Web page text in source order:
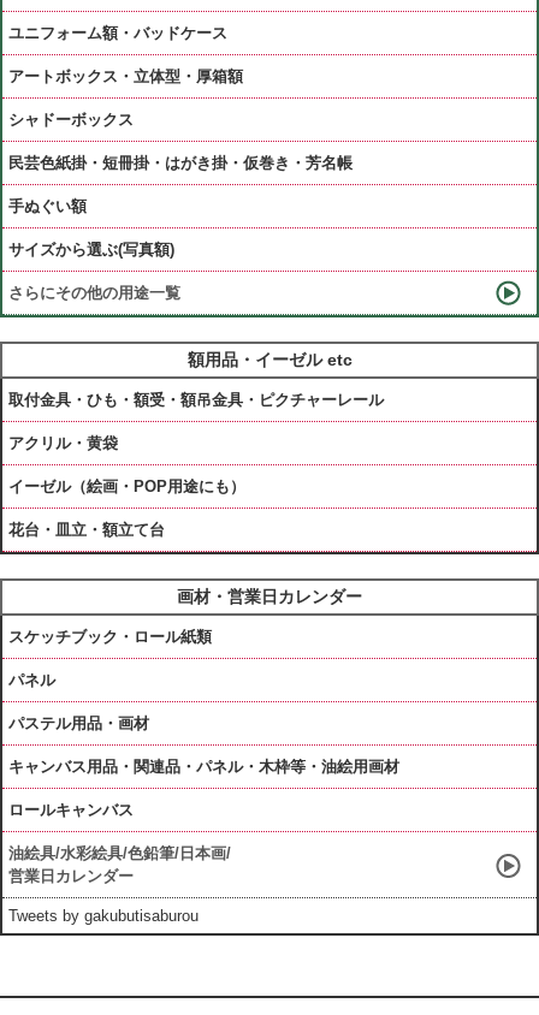
ユニフォーム額・バッドケース
アートボックス・立体型・厚箱額
シャドーボックス
民芸色紙掛・短冊掛・はがき掛・仮巻き・芳名帳
手ぬぐい額
サイズから選ぶ(写真額)
さらにその他の用途一覧
額用品・イーゼル etc
取付金具・ひも・額受・額吊金具・ピクチャーレール
アクリル・黄袋
イーゼル（絵画・POP用途にも）
花台・皿立・額立て台
画材・営業日カレンダー
スケッチブック・ロール紙類
パネル
パステル用品・画材
キャンバス用品・関連品・パネル・木枠等・油絵用画材
ロールキャンバス
油絵具/水彩絵具/色鉛筆/日本画/
営業日カレンダー
Tweets by gakubutisaburou